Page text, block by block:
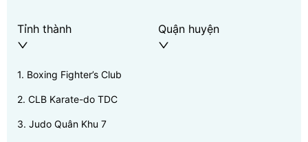
Tỉnh thành Quận huyện
1. Boxing Fighter’s Club
2. CLB Karate-do TDC
3. Judo Quân Khu 7